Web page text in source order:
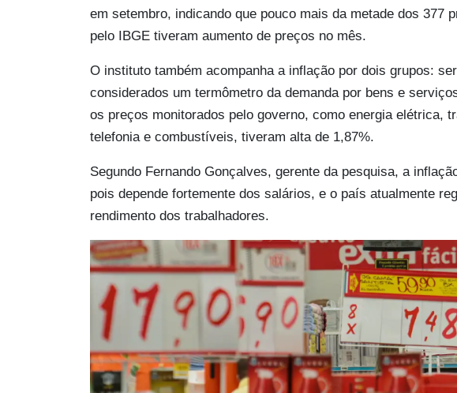
em setembro, indicando que pouco mais da metade dos 377
pelo IBGE tiveram aumento de preços no mês.
O instituto também acompanha a inflação por dois grupos:
considerados um termômetro da demanda por bens e
os preços monitorados pelo governo, como energia elétrica,
telefonia e combustíveis, tiveram alta de 1,87%.
Segundo Fernando Gonçalves, gerente da pesquisa, a
pois depende fortemente dos salários, e o país atualmente
rendimento dos trabalhadores.